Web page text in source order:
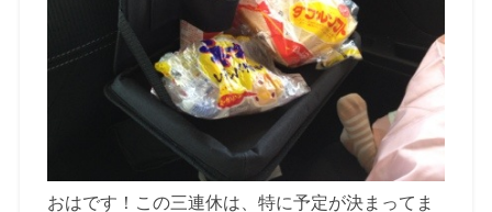
おはです！この三連休は、特に予定が決まってま